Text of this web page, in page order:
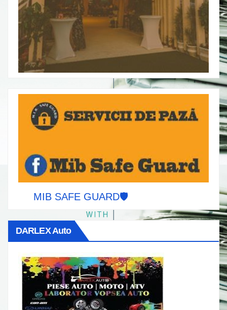
MIB SAFE GUARD🛡️
DARLEX Auto